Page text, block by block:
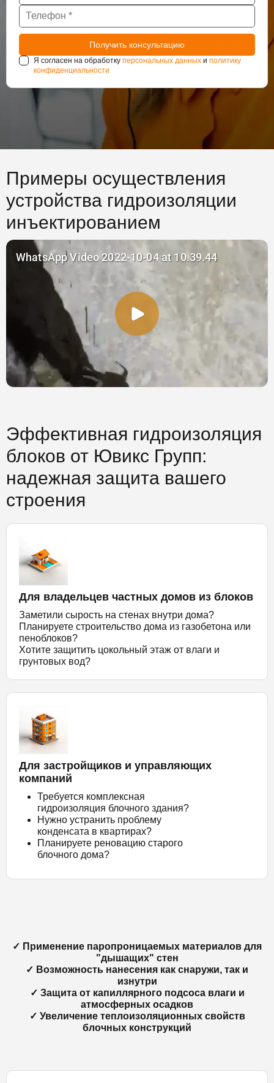
Я согласен на обработку персональных данных и политику
конфиденциальности
Примеры осуществления
устройства гидроизоляции
инъектированием
Эффективная гидроизоляция
блоков от Ювикс Групп:
надежная защита вашего
строения
Для владельцев частных домов из блоков
Заметили сырость на стенах внутри дома?
Планируете строительство дома из газобетона или
пеноблоков?
Хотите защитить цокольный этаж от влаги и
грунтовых вод?
Для застройщиков и управляющих
компаний
Требуется комплексная
гидроизоляция блочного здания?
Нужно устранить проблему
конденсата в квартирах?
Планируете реновацию старого
блочного дома?
✓ Применение паропроницаемых материалов для
"дышащих" стен
✓ Возможность нанесения как снаружи, так и
изнутри
✓ Защита от капиллярного подсоса влаги и
атмосферных осадков
✓ Увеличение теплоизоляционных свойств
блочных конструкций